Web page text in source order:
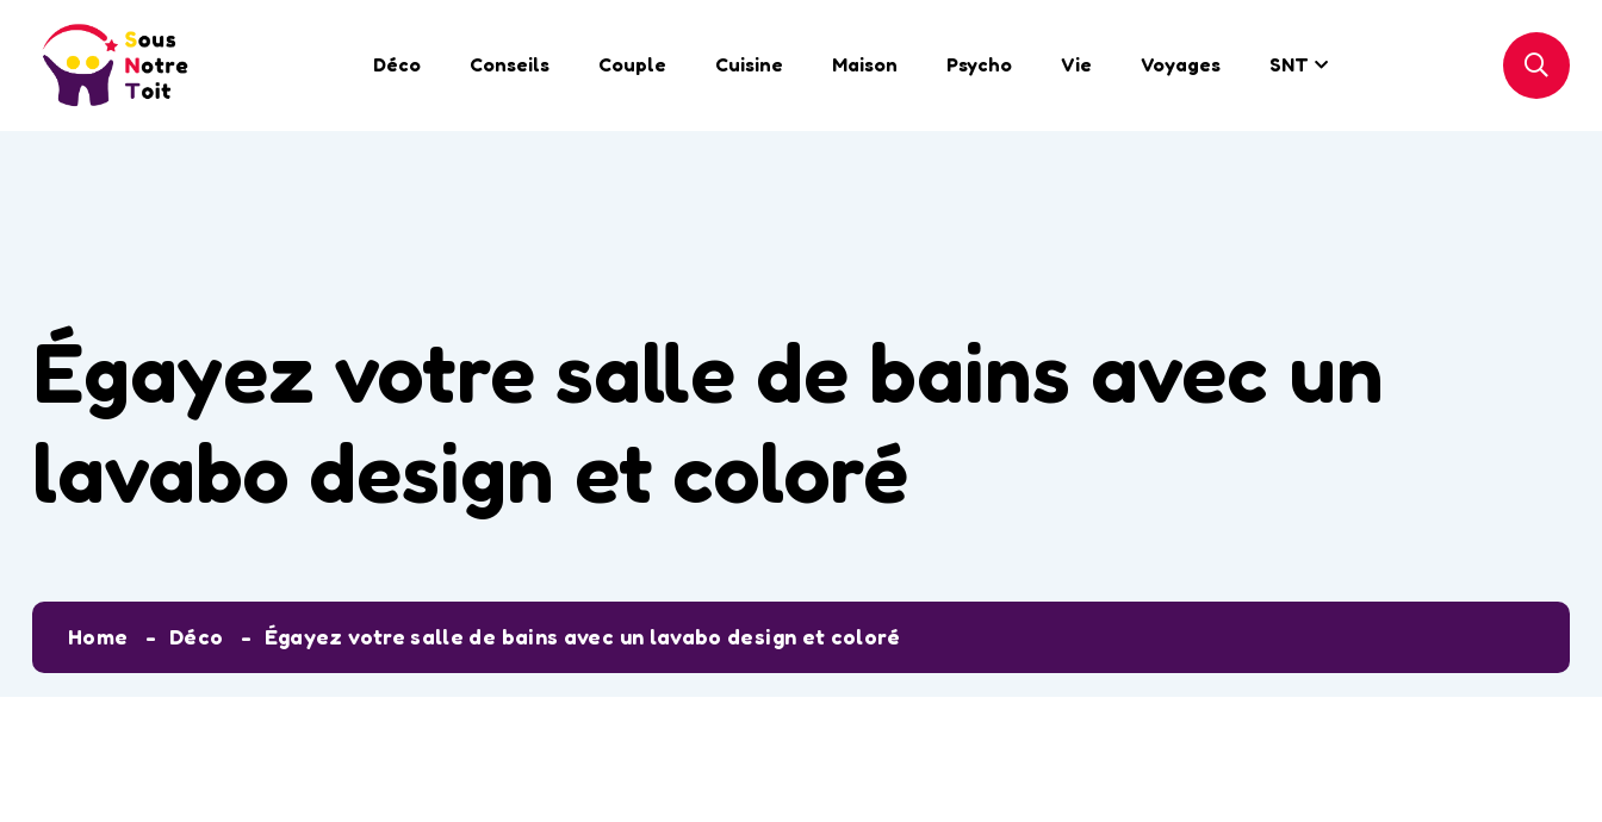
Déco Conseils Couple Cuisine Maison Psycho Vie Voyages SNT
Égayez votre salle de bains avec un
lavabo design et coloré
Home Déco Égayez votre salle de bains avec un lavabo design et coloré